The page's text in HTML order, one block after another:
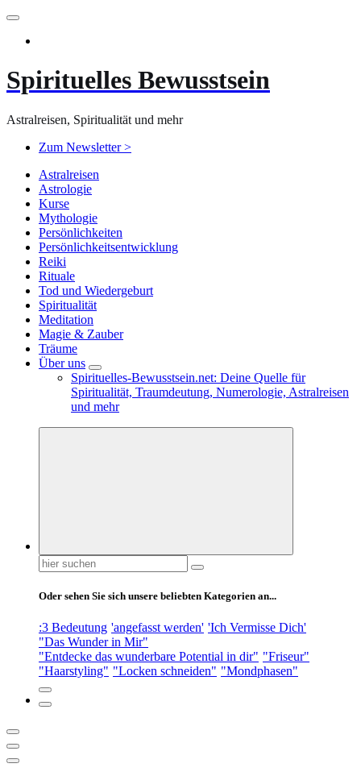
Zum
springen
Spirituelles Bewusstsein
Astralreisen, Spiritualität und mehr
Zum Newsletter >
Astralreisen
Astrologie
Kurse
Mythologie
Persönlichkeiten
Persönlichkeitsentwicklung
Reiki
Rituale
Tod und Wiedergeburt
Spiritualität
Meditation
Magie & Zauber
Träume
Über uns
Spirituelles-Bewusstsein.net: Deine Quelle für
Spiritualität, Traumdeutung, Numerologie, Astralreisen
und mehr
Suchen
nach:
Oder sehen Sie sich unsere beliebten Kategorien an...
:3 Bedeutung 'angefasst werden' 'Ich Vermisse Dich'
"Das Wunder in Mir"
"Entdecke das wunderbare Potential in dir" "Friseur"
"Haarstyling" "Locken schneiden" "Mondphasen"